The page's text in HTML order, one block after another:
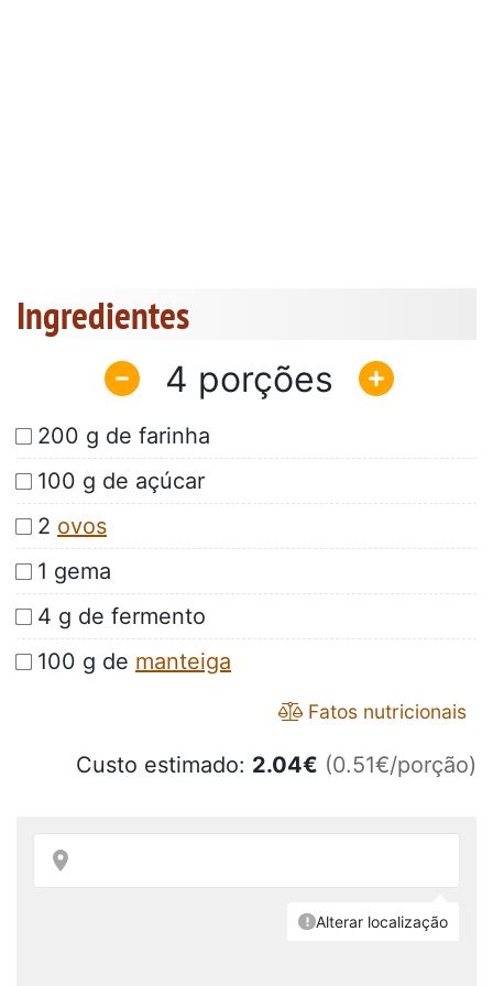
Ingredientes
4
200 g de farinha
100 g de açúcar
2 ovos
1 gema
4 g de fermento
100 g de manteiga
Fatos nutricionais
Custo estimado: 2.04€ (0.51€/porção)